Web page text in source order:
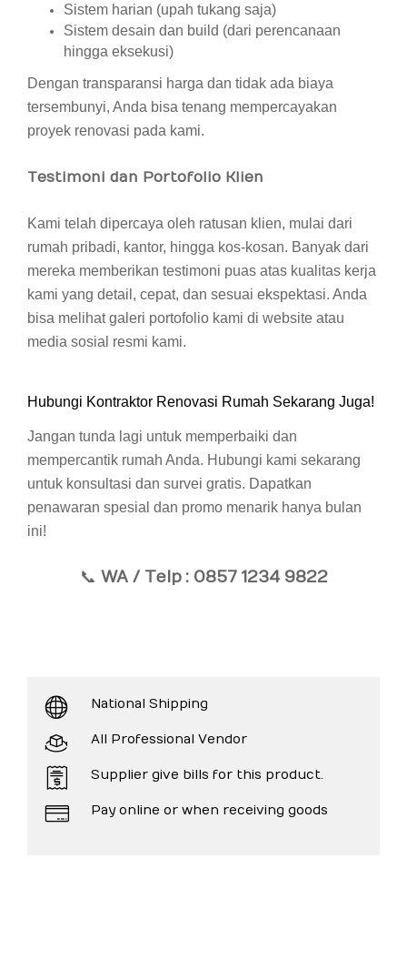
Sistem harian (upah tukang saja)
Sistem desain dan build (dari perencanaan
hingga eksekusi)
Dengan transparansi harga dan tidak ada biaya
tersembunyi, Anda bisa tenang mempercayakan
proyek renovasi pada kami.
Testimoni dan Portofolio Klien
Kami telah dipercaya oleh ratusan klien, mulai dari
rumah pribadi, kantor, hingga kos-kosan. Banyak dari
mereka memberikan testimoni puas atas kualitas kerja
kami yang detail, cepat, dan sesuai ekspektasi. Anda
bisa melihat galeri portofolio kami di website atau
media sosial resmi kami.
Hubungi Kontraktor Renovasi Rumah Sekarang Juga!
Jangan tunda lagi untuk memperbaiki dan
mempercantik rumah Anda. Hubungi kami sekarang
untuk konsultasi dan survei gratis. Dapatkan
penawaran spesial dan promo menarik hanya bulan
ini!
📞 WA / Telp : 0857 1234 9822
National Shipping
All Professional Vendor
Supplier give bills for this product.
Pay online or when receiving goods